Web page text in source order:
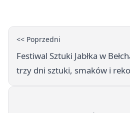
<< Poprzedni
Festiwal Sztuki Jabłka w
trzy dni sztuki, smaków i